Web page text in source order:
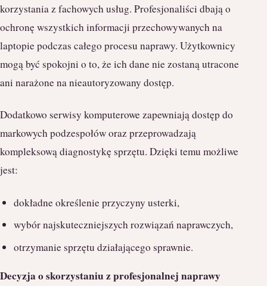
korzystania z fachowych usług. Profesjonaliści dbają o
ochronę wszystkich informacji przechowywanych na
laptopie podczas całego procesu naprawy. Użytkownicy
mogą być spokojni o to, że ich dane nie zostaną utracone
ani narażone na nieautoryzowany dostęp.
Dodatkowo serwisy komputerowe zapewniają dostęp do
markowych podzespołów oraz przeprowadzają
kompleksową diagnostykę sprzętu. Dzięki temu możliwe
jest:
dokładne określenie przyczyny usterki,
wybór najskuteczniejszych rozwiązań naprawczych,
otrzymanie sprzętu działającego sprawnie.
Decyzja o skorzystaniu z profesjonalnej naprawy